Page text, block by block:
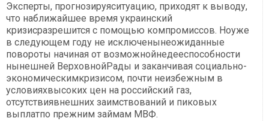
Эксперты, прогнозируяситуацию, приходят к выводу,
что наближайшее время украинский
кризисразрешится с помощью компромиссов. Ноуже
в следующем году не исключенынеожиданные
повороты начиная от возможнойнедееспособности
нынешней ВерховнойРады и заканчивая социально-
экономическимкризисом, почти неизбежным в
условияхвысоких цен на российский газ,
отсутствиявнешних заимствований и пиковых
выплатпо прежним займам МВФ.